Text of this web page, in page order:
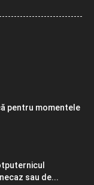
pentru momentele
sau de...